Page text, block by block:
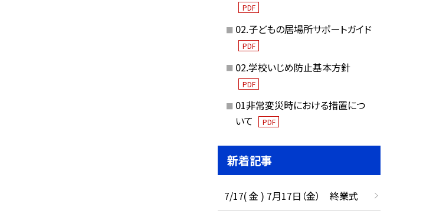
PDF
02.子どもの居場所サポートガイド
PDF
02.学校いじめ防止基本方針
PDF
01非常変災時における措置につ
いて
PDF
新着記事
7/17( 金 ) 7月17日（金） 終業式